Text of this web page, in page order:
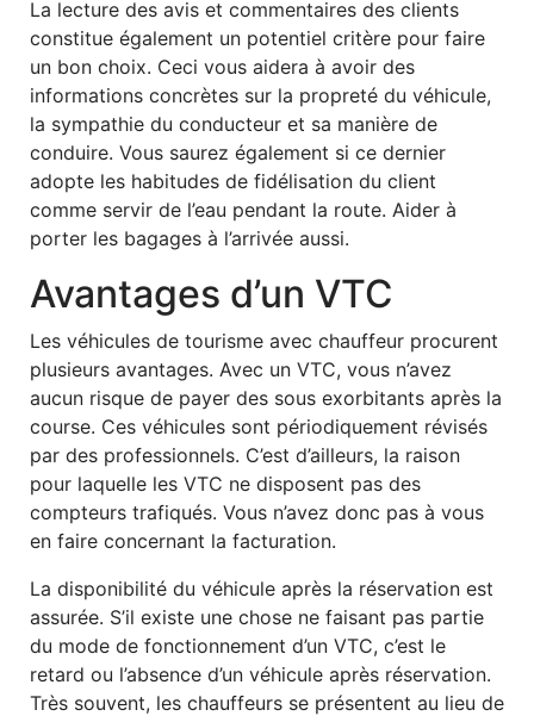
La lecture des avis et commentaires des clients
constitue également un potentiel critère pour faire
un bon choix. Ceci vous aidera à avoir des
informations concrètes sur la propreté du véhicule,
la sympathie du conducteur et sa manière de
conduire. Vous saurez également si ce dernier
adopte les habitudes de fidélisation du client
comme servir de l’eau pendant la route. Aider à
porter les bagages à l’arrivée aussi.
Avantages d’un VTC
Les véhicules de tourisme avec chauffeur procurent
plusieurs avantages. Avec un VTC, vous n’avez
aucun risque de payer des sous exorbitants après la
course. Ces véhicules sont périodiquement révisés
par des professionnels. C’est d’ailleurs, la raison
pour laquelle les VTC ne disposent pas des
compteurs trafiqués. Vous n’avez donc pas à vous
en faire concernant la facturation.
La disponibilité du véhicule après la réservation est
assurée. S’il existe une chose ne faisant pas partie
du mode de fonctionnement d’un VTC, c’est le
retard ou l’absence d’un véhicule après réservation.
Très souvent, les chauffeurs se présentent au lieu de